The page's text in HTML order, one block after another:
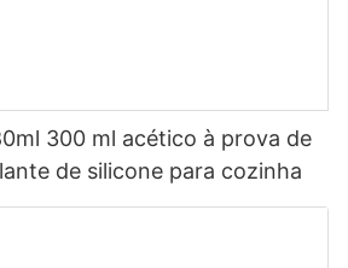
300 ml acético à prova de
de silicone para cozinha